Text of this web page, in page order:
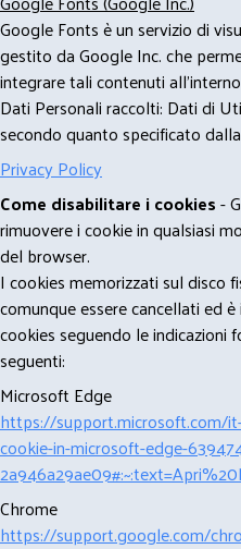
Google Fonts è un servizio di
gestito da Google Inc. che
integrare tali contenuti
Dati Personali raccolti: Dati di
secondo quanto specificato
Privacy Policy
Come disabilitare i cookies-
rimuovere i cookie in qualsiasi
del browser.
I cookies memorizzati sul disco
comunque essere cancellati ed
cookies seguendo le indicazioni
seguenti:
Microsoft Edge
https://support.microsoft.com/
cookie-in-microsoft-edge-
Chrome
https://support.google.com/